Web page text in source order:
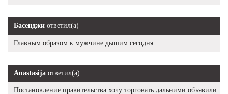
Басенджи ответил(а)
Главным образом к мужчине дышим сегодня.
Anastasija ответил(а)
Постановление правительства хочу торговать дальними объявили